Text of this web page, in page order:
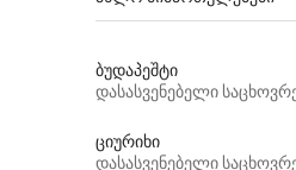
ბუდაპეშტი
ციურიხი